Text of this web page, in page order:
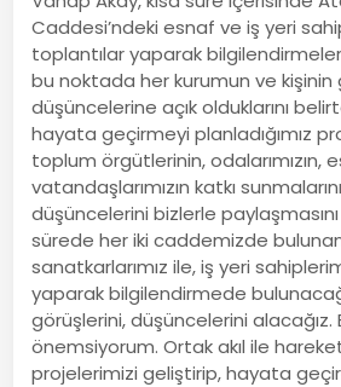
Caddesi’ndeki esnaf ve iş yeri
toplantılar yaparak
bu noktada her kurumun ve kişinin
düşüncelerine açık olduklarını
hayata geçirmeyi planladığımız
toplum örgütlerinin, odalarımızın,
vatandaşlarımızın katkı
düşüncelerini bizlerle paylaşmasını
sürede her iki caddemizde
sanatkarlarımız ile, iş yeri
yaparak bilgilendirmede
görüşlerini, düşüncelerini alacağız.
önemsiyorum. Ortak akıl ile
projelerimizi geliştirip, hayata